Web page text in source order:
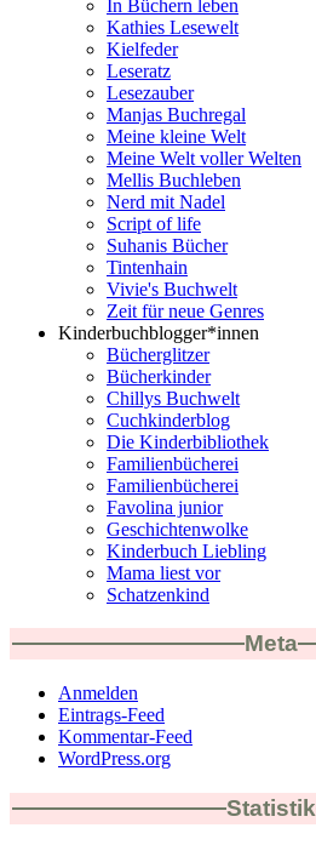
In Büchern leben
Kathies Lesewelt
Kielfeder
Leseratz
Lesezauber
Manjas Buchregal
Meine kleine Welt
Meine Welt voller Welten
Mellis Buchleben
Nerd mit Nadel
Script of life
Suhanis Bücher
Tintenhain
Vivie's Buchwelt
Zeit für neue Genres
Kinderbuchblogger*innen
Bücherglitzer
Bücherkinder
Chillys Buchwelt
Cuchkinderblog
Die Kinderbibliothek
Familienbücherei
Familienbücherei
Favolina junior
Geschichtenwolke
Kinderbuch Liebling
Mama liest vor
Schatzenkind
Meta
Anmelden
Eintrags-Feed
Kommentar-Feed
WordPress.org
Statistik